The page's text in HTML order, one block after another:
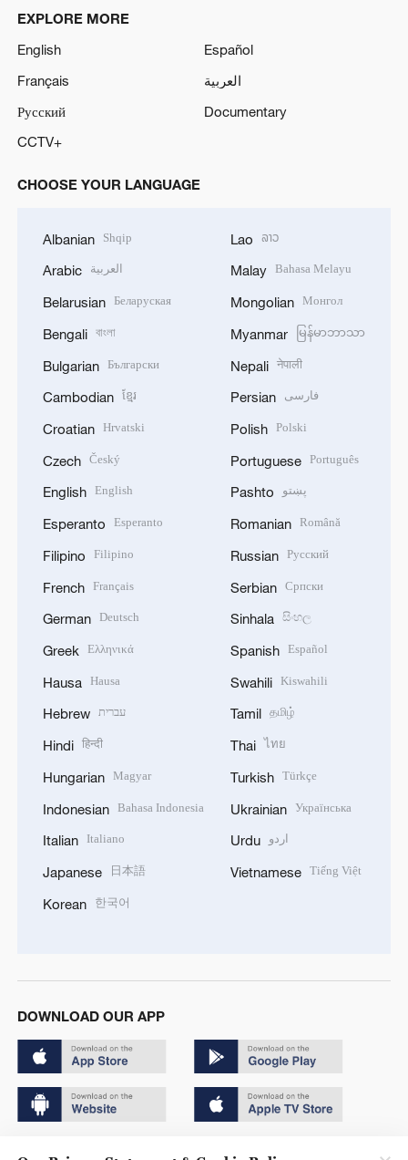
EXPLORE MORE
English
Español
Français
العربية
Русский
Documentary
CCTV+
CHOOSE YOUR LANGUAGE
Albanian Shqip
Arabic العربية
Belarusian Беларуская
Bengali বাংলা
Bulgarian Български
Cambodian ខ្មែរ
Croatian Hrvatski
Czech Český
English English
Esperanto Esperanto
Filipino Filipino
French Français
German Deutsch
Greek Ελληνικά
Hausa Hausa
Hebrew עברית
Hindi हिन्दी
Hungarian Magyar
Indonesian Bahasa Indonesia
Italian Italiano
Japanese 日本語
Korean 한국어
Lao ລາວ
Malay Bahasa Melayu
Mongolian Монгол
Myanmar မြန်မာဘာသာ
Nepali नेपाली
Persian فارسی
Polish Polski
Portuguese Português
Pashto پښتو
Romanian Română
Russian Русский
Serbian Српски
Sinhala සිංහල
Spanish Español
Swahili Kiswahili
Tamil தமிழ்
Thai ไทย
Turkish Türkçe
Ukrainian Українська
Urdu اردو
Vietnamese Tiếng Việt
DOWNLOAD OUR APP